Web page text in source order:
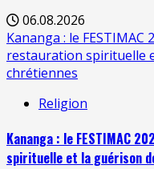
06.08.2026
Kananga : le FESTIMAC
restauration spirituelle
chrétiennes
Religion
Kananga : le FESTIMAC
spirituelle et la guérison